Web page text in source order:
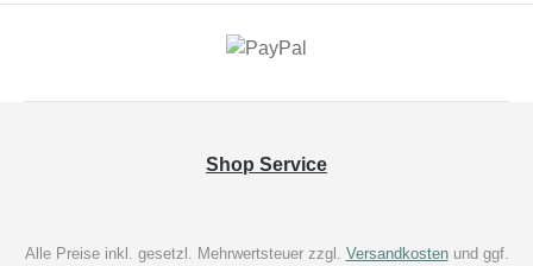
Shop Service
Alle Preise inkl. gesetzl. Mehrwertsteuer zzgl. Versandkostenund ggf.